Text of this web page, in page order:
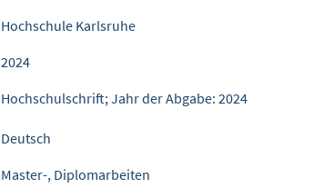
Hochschule Karlsruhe
2024
Hochschulschrift; Jahr der Abgabe: 2024
Deutsch
Master-, Diplomarbeiten